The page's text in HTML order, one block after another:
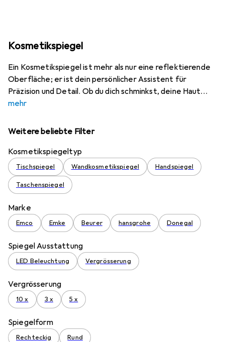
Kosmetikspiegel
Ein Kosmetikspiegel ist mehr als nur eine reflektierende
Oberfläche; er ist dein persönlicher Assistent für
Präzision und Detail. Ob du dich schminkst, deine Haut
mehr
Weitere beliebte Filter
Kosmetikspiegeltyp
Tischspiegel Wandkosmetikspiegel Handspiegel
Taschenspiegel
Marke
Emco Emke Beurer hansgrohe Donegal
Spiegel Ausstattung
LED Beleuchtung Vergrösserung
Vergrösserung
10 x 3 x 5 x
Spiegelform
Rechteckig Rund